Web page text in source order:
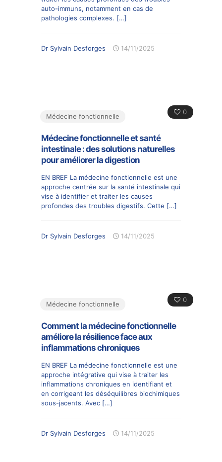
auto-immuns, notamment en cas de
pathologies complexes. […]
Dr Sylvain Desforges 14/11/2025
0
Médecine fonctionnelle
Médecine fonctionnelle et santé
intestinale : des solutions naturelles
pour améliorer la digestion
EN BREF La médecine fonctionnelle est une
approche centrée sur la santé intestinale qui
vise à identifier et traiter les causes
profondes des troubles digestifs. Cette […]
Dr Sylvain Desforges 14/11/2025
0
Médecine fonctionnelle
Comment la médecine fonctionnelle
améliore la résilience face aux
inflammations chroniques
EN BREF La médecine fonctionnelle est une
approche intégrative qui vise à traiter les
inflammations chroniques en identifiant et
en corrigeant les déséquilibres biochimiques
sous-jacents. Avec […]
Dr Sylvain Desforges 14/11/2025